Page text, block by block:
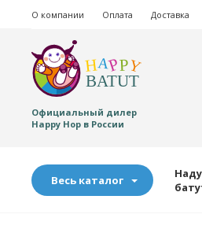
О компании Оплата Доставка
Официальный дилер
Happy Hop в России
Весь каталог